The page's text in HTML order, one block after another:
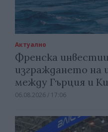
Актуално
Френска
изграждането на
между Гърция и
06.08.2026 / 17:06